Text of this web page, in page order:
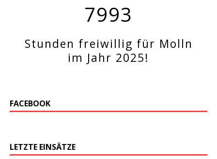
7993
Stunden freiwillig für Molln
im Jahr 2025!
FACEBOOK
LETZTE EINSÄTZE